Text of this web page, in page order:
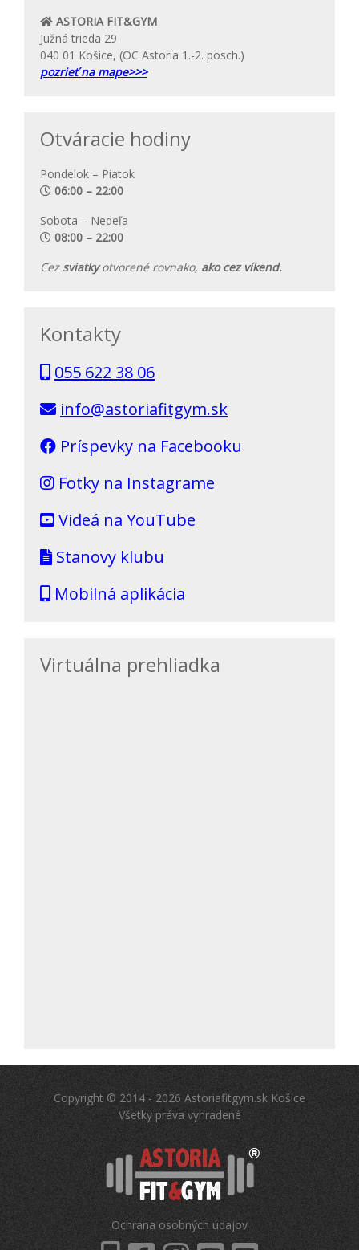
ASTORIA FIT&GYM
Južná trieda 29
040 01 Košice, (OC Astoria 1.-2. posch.)
pozrieť na mape>>>
Otváracie hodiny
Pondelok – Piatok
06:00 – 22:00
Sobota – Nedeľa
08:00 – 22:00
Cez sviatkyotvorené rovnako, ako cez víkend.
Kontakty
055 622 38 06
info@astoriafitgym.sk
Príspevky na Facebooku
Fotky na Instagrame
Videá na YouTube
Stanovy klubu
Mobilná aplikácia
Virtuálna prehliadka
Copyright © 2014 - 2026 Astoriafitgym.sk Košice
Všetky práva vyhradené
Ochrana osobných údajov